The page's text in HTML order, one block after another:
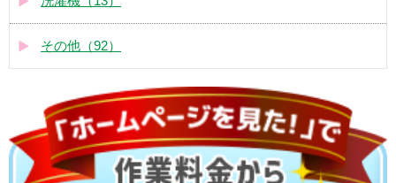
その他（92）